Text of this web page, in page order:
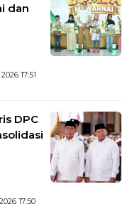
dan
17:51
DPC
17:50